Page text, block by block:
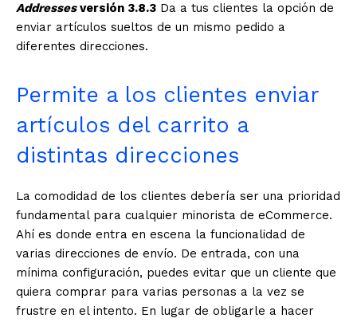
Addressesversión 3.8.3 Da a tus clientes la opción de
enviar artículos sueltos de un mismo pedido a
diferentes direcciones.
Permite a los clientes enviar
artículos del carrito a
distintas direcciones
La comodidad de los clientes debería ser una prioridad
fundamental para cualquier minorista de eCommerce.
Ahí es donde entra en escena la funcionalidad de
varias direcciones de envío. De entrada, con una
mínima configuración, puedes evitar que un cliente que
quiera comprar para varias personas a la vez se
frustre en el intento. En lugar de obligarle a hacer